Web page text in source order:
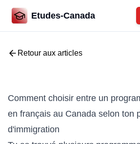
Etudes-Canada
Retour aux articles
Comment choisir entre un
en français au Canada selon ton
d'immigration